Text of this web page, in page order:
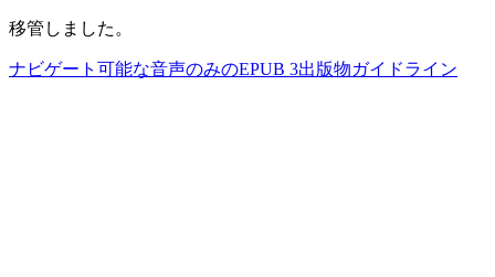
移管しました。
ナビゲート可能な音声のみのEPUB 3出版物ガイドライン